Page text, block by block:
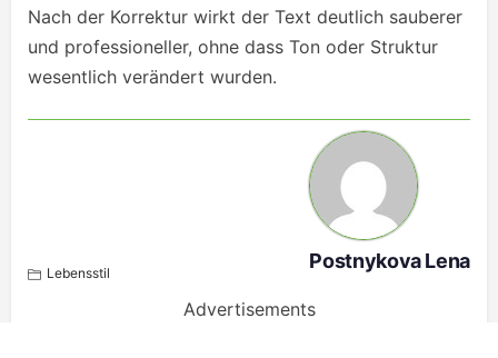
Nach der Korrektur wirkt der Text deutlich sauberer
und professioneller, ohne dass Ton oder Struktur
wesentlich verändert wurden.
Lebensstil
Postnykova Lena
Advertisements